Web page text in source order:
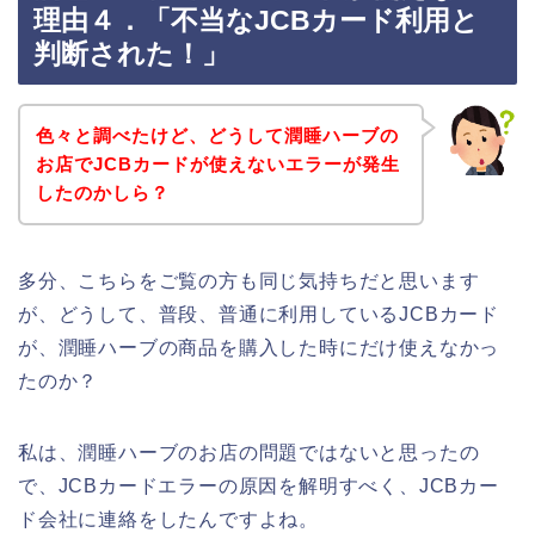
理由４．「不当なJCBカード利用と
判断された！」
色々と調べたけど、どうして潤睡ハーブの
お店でJCBカードが使えないエラーが発生
したのかしら？
多分、こちらをご覧の方も同じ気持ちだと思います
が、どうして、普段、普通に利用しているJCBカード
が、潤睡ハーブの商品を購入した時にだけ使えなかっ
たのか？
私は、潤睡ハーブのお店の問題ではないと思ったの
で、JCBカードエラーの原因を解明すべく、JCBカー
ド会社に連絡をしたんですよね。